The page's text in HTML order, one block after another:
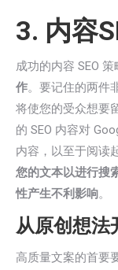
3. 内容
成功的内容 SEO
作。要记住的两件
将使您的受众想要
的 SEO 内容对
内容，以至于阅读
您的文本以进行搜
性产生不利影响。
从原创想法
高质量文案的首要